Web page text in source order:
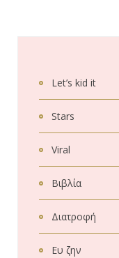
Let’s kid it
Stars
Viral
Βιβλία
Διατροφή
Ευ ζην